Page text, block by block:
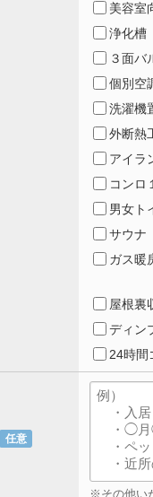
美容室
浄化槽
３面バ
個別空
洗濯機
外断熱
アイラ
コンロ
男女ト
サウナ
ガス暖
屋根裏
ディン
24時間
任意
※その他い